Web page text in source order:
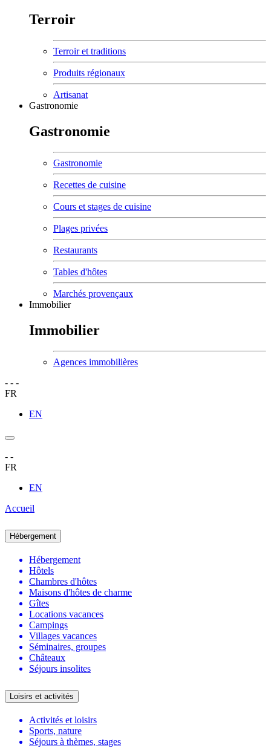
Terroir
Terroir et traditions
Produits régionaux
Artisanat
Gastronomie
Gastronomie
Gastronomie
Recettes de cuisine
Cours et stages de cuisine
Plages privées
Restaurants
Tables d'hôtes
Marchés provençaux
Immobilier
Immobilier
Agences immobilières
- - -
FR
EN
- -
FR
EN
Accueil
Hébergement
Hébergement
Hôtels
Chambres d'hôtes
Maisons d'hôtes de charme
Gîtes
Locations vacances
Campings
Villages vacances
Séminaires, groupes
Châteaux
Séjours insolites
Loisirs et activités
Activités et loisirs
Sports, nature
Séjours à thèmes, stages